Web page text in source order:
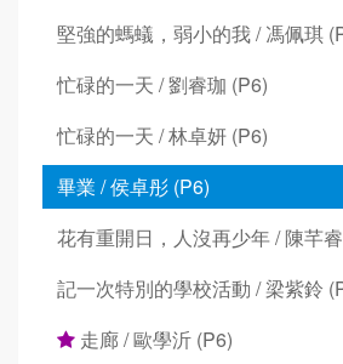
堅強的螞蟻，弱小的我 / 馮佩琪
忙碌的一天 / 劉睿珈 (P6)
忙碌的一天 / 林卓妍 (P6)
畢業 / 侯卓彤 (P6)
花有重開日，人沒再少年 / 陳芊
記一次特別的學校活動 / 梁紫鈴
走廊 / 歐學沂 (P6)